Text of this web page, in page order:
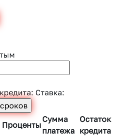
Ставка:
Проценты
Сумма
платежа
Остаток
кредита